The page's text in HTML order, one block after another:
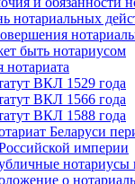
нотариальных
быть нотариусом
нотариата
ВКЛ 1529 года
ВКЛ 1566 года
ВКЛ 1588 года
Беларуси
империи
нотариусы
о